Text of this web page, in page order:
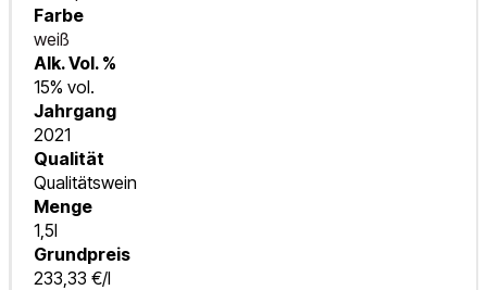
Farbe
weiß
Alk. Vol. %
15% vol.
Jahrgang
2021
Qualität
Qualitätswein
Menge
1,5l
Grundpreis
233,33 €/l